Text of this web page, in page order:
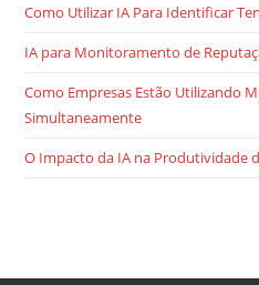
Como Utilizar IA Para Identificar
IA para Monitoramento de
Como Empresas Estão Utilizando
Simultaneamente
O Impacto da IA na Produtividade